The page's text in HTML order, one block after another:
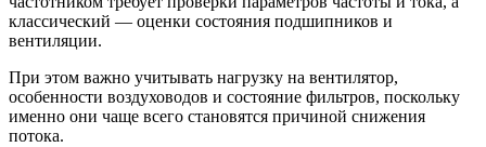
классический — оценки состояния подшипников и
вентиляции.
При этом важно учитывать нагрузку на вентилятор,
особенности воздуховодов и состояние фильтров, поскольку
именно они чаще всего становятся причиной снижения
потока.